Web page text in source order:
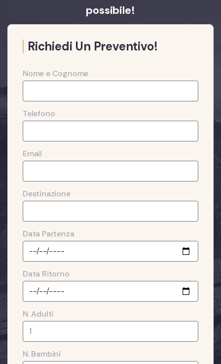
possibile!
Richiedi Un Preventivo!
Nome e Cognome
Telefono
Email
Destinazione
Data Partenza
Data Ritorno
N. Adulti
N. Bambini